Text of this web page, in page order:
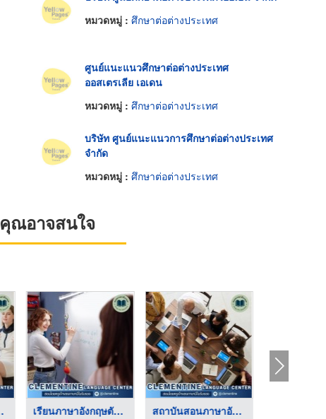
หมวดหมู่ : ศึกษาต่อต่างประเทศ
ศูนย์แนะแนวศึกษาต่อต่างประเทศ
ออสเตรเลีย เอเดน
หมวดหมู่ : ศึกษาต่อต่างประเทศ
บริษัท ศูนย์แนะแนวการศึกษาต่อต่างประเทศ
จำกัด
หมวดหมู่ : ศึกษาต่อต่างประเทศ
ณอาจสนใจ
ไห ...
เรียนภาษาอังกฤษตัวต่ ...
สถาบันสอนภาษาอังกฤษ ...